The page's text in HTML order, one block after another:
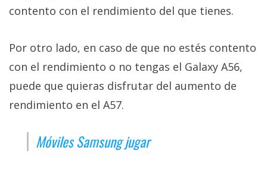
contento con el rendimiento del que tienes.
Por otro lado, en caso de que no estés contento
con el rendimiento o no tengas el Galaxy A56,
puede que quieras disfrutar del aumento de
rendimiento en el A57.
Móviles Samsung jugar